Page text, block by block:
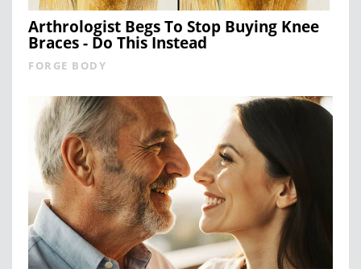
Arthrologist Begs To Stop Buying Knee
Braces - Do This Instead
FORGE BODY